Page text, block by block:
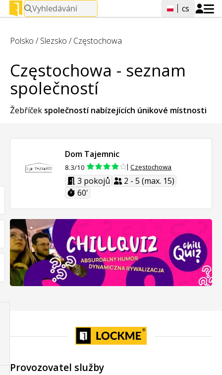
Vyhledávání cs
Polsko /Slezsko /Częstochowa
Częstochowa - seznam
společností
Žebříček společností nabízejících únikové místnosti
Dom Tajemnic
8.3/10 Częstochowa
3 pokojů
2 - 5 (max. 15)
60'
Provozovatel služby